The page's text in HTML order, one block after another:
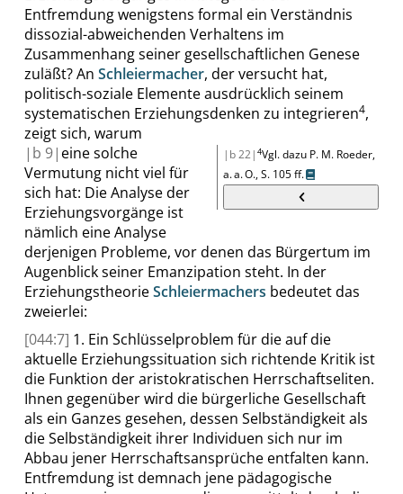
Entfremdung wenigstens formal ein Verständnis
dissozial-abweichenden Verhaltens im
Zusammenhang seiner gesellschaftlichen Genese
zuläßt? An Schleiermacher, der versucht hat,
politisch-soziale Elemente ausdrücklich seinem
systematischen Erziehungsdenken zu integrieren4
|b 22| 4Vgl. dazu P. M. Roeder,
a. a. O.,S. 105 ff.
,
zeigt sich, warum
| b 9| eine solche
Vermutung nicht viel für
sich hat: Die Analyse der
Erziehungsvorgänge ist
nämlich eine Analyse
derjenigen Probleme, vor denen das Bürgertum im
Augenblick seiner Emanzipation steht. In der
ErziehungstheorieSchleiermachers bedeutet das
zweierlei:
[044:7] 1. Ein Schlüsselproblem für die auf die
aktuelle Erziehungssituation sich richtende Kritik ist
die Funktion der aristokratischen Herrschaftseliten.
Ihnen gegenüber wird die bürgerliche Gesellschaft
als ein Ganzes gesehen, dessen Selbständigkeit als
die Selbständigkeit ihrer Individuen sich nur im
Abbau jener Herrschaftsansprüche entfalten kann.
Entfremdung ist demnach jene pädagogische